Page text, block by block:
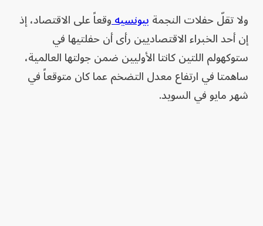
ولا تقلّ حفلات النجمةبيونسيهوقعاً على الاقتصاد، إذ
إن أحد الخبراء الاقتصاديين رأى أن حفلتيها في
ستوكهولم اللتين كانتا الأوليين ضمن جولتها العالمية،
ساهمتا في ارتفاع معدل التضخم عما كان متوقعاً في
شهر مايو في السويد.